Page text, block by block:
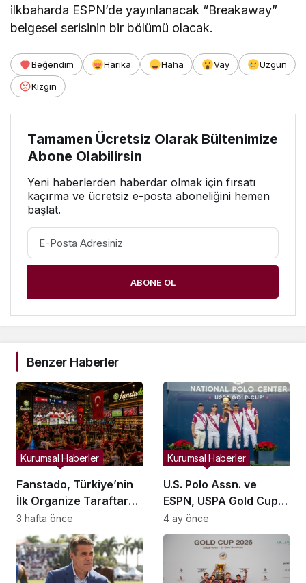
ilkbaharda ESPN’de yayınlanacak “Breakaway”
belgesel serisinin bir bölümü olacak.
Beğendim Harika Haha Vay
Üzgün
Kızgın
Tamamen Ücretsiz Olarak Bültenimize
Abone Olabilirsin
Yeni haberlerden haberdar olmak için fırsatı
kaçırma ve ücretsiz e-posta aboneliğini hemen
başlat.
ABONE OL
Benzer Haberler
Fanstado, Türkiye’nin
İlk Organize Taraftar
Tribün Ağını Kuruyor:
İşletmeler İçin
Başvurular Açıldı
Kurumsal Haberler
3 hafta önce
U.S. Polo Assn. ve
ESPN, USPA Gold Cup
Finalini Milyonlara
Ulaştırdı: Rekor İzleyici
Sayısı Kaydedildi
Kurumsal Haberler
4 ay önce